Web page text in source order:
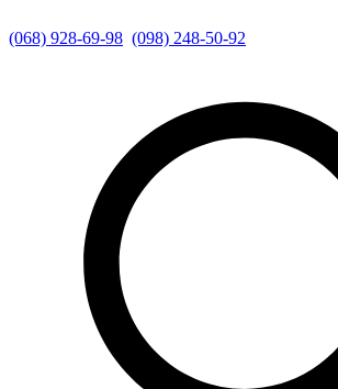
(068) 928-69-98 (098) 248-50-92